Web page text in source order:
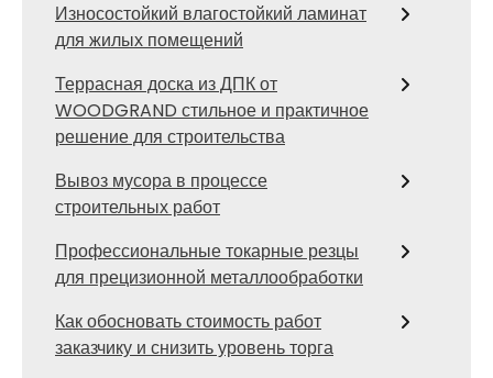
Износостойкий влагостойкий ламинат
для жилых помещений
Террасная доска из ДПК от
WOODGRAND стильное и практичное
решение для строительства
Вывоз мусора в процессе
строительных работ
Профессиональные токарные резцы
для прецизионной металлообработки
Как обосновать стоимость работ
заказчику и снизить уровень торга